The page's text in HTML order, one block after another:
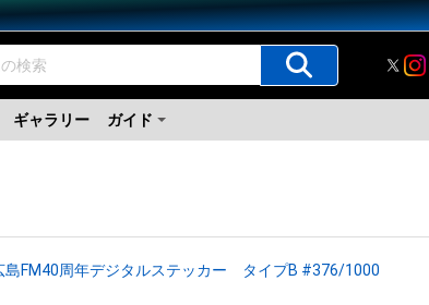
ギャラリー ガイド
島FM40周年デジタルステッカー タイプB #376/1000